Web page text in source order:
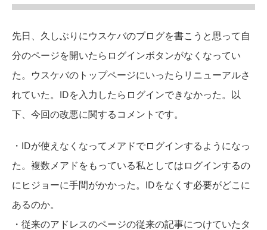
先日、久しぶりにウスケバのブログを書こうと思って自
分のページを開いたらログインボタンがなくなってい
た。ウスケバのトップページにいったらリニューアルさ
れていた。IDを入力したらログインできなかった。以
下、今回の改悪に関するコメントです。
・IDが使えなくなってメアドでログインするようになっ
た。複数メアドをもっている私としてはログインするの
にヒジョーに手間がかかった。IDをなくす必要がどこに
あるのか。
・従来のアドレスのページの従来の記事につけていたタ